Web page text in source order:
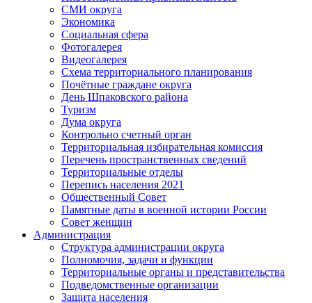
СМИ округа
Экономика
Социальная сфера
Фотогалерея
Видеогалерея
Схема территориального планирования
Почётные граждане округа
День Шпаковского района
Туризм
Дума округа
Контрольно счетный орган
Территориальная избирательная комиссия
Перечень пространственных сведений
Территориальные отделы
Перепись населения 2021
Общественный Совет
Памятные даты в военной истории России
Совет женщин
Администрация
Структура администрации округа
Полномочия, задачи и функции
Территориальные органы и представительства
Подведомственные организации
Защита населения